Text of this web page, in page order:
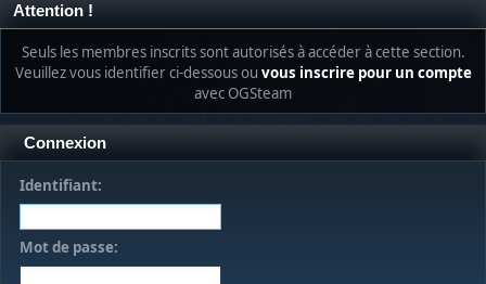
Attention !
Seuls les membres inscrits sont autorisés à accéder à cette section.
Veuillez vous identifier ci-dessous ou vous inscrire pour un compte
avec OGSteam
Connexion
Identifiant:
Mot de passe: